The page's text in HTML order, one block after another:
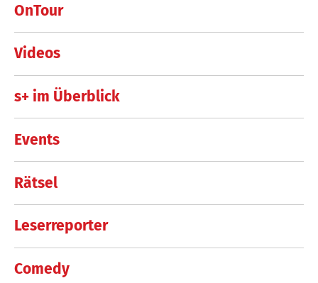
OnTour
Videos
s+ im Überblick
Events
Rätsel
Leserreporter
Comedy